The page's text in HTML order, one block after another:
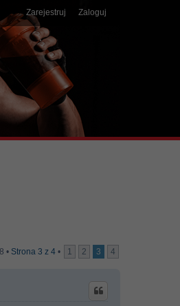
Zarejestruj Zaloguj
• Strona 3 z 4 • 1 2 3 4